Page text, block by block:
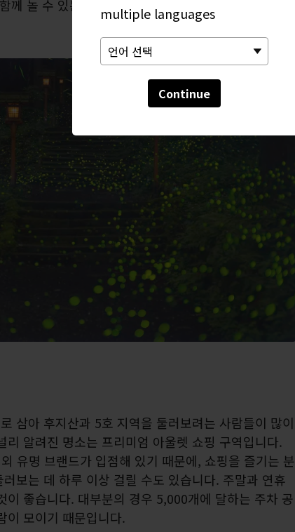
multiple languages
Continue
께 놀 수 있는 구역도 있습니다.
삼아 후지산과 5호 지역을 둘러보려는 사람들이 많이
리 알려진 명소는 프리미엄 아울렛 쇼핑 구역입니다.
유명 브랜드가 입점해 있기 때문에, 쇼핑을 즐기는 분
보는 데 하루 이상 걸릴 수도 있습니다. 주말과 연휴
이 좋습니다. 대부분의 경우 5,000개에 달하는 주차 공
이 모이기 때문입니다.